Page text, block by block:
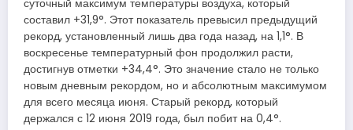
суточный максимум температуры воздуха, который
составил +31,9°. Этот показатель превысил предыдущий
рекорд, установленный лишь два года назад, на 1,1°. В
воскресенье температурный фон продолжил расти,
достигнув отметки +34,4°. Это значение стало не только
новым дневным рекордом, но и абсолютным максимумом
для всего месяца июня. Старый рекорд, который
держался с 12 июня 2019 года, был побит на 0,4°.